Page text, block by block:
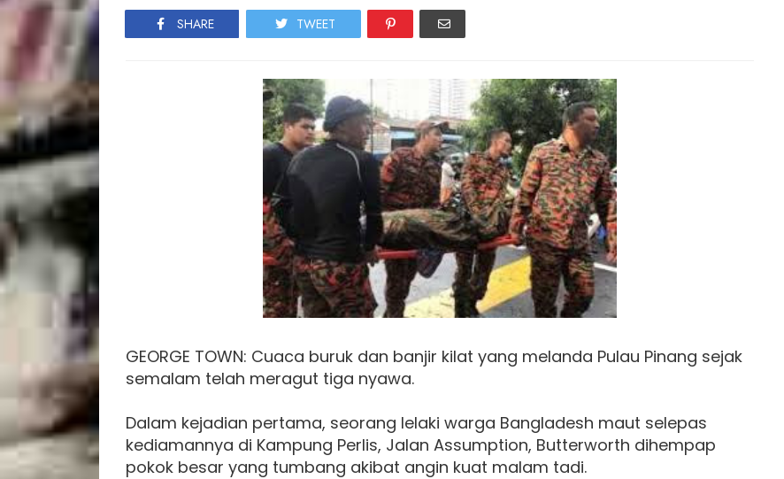
SHARE TWEET
GEORGE TOWN: Cuaca buruk dan banjir kilat yang melanda Pulau Pinang sejak
semalam telah meragut tiga nyawa.
Dalam kejadian pertama, seorang lelaki warga Bangladesh maut selepas
kediamannya di Kampung Perlis, Jalan Assumption, Butterworth dihempap
pokok besar yang tumbang akibat angin kuat malam tadi.